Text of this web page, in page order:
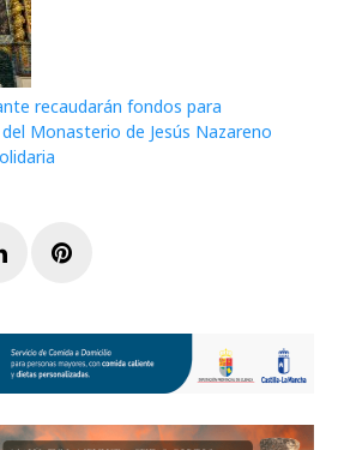
recaudarán fondos para
Monasterio de Jesús Nazareno
LinkedInPinterest